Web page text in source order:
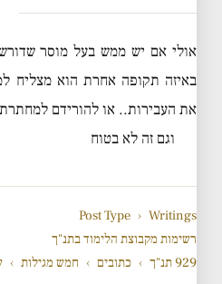
אולי אם יש ממש בעל מוסר שדורש
באיזה תקופה אחרת הוא מצליח
את העבירות.. או להורידם
וגם זה לא בטוח
Post Type › Writings
רשימות מקבוצת הלימוד בתנ"ך
929 תנ"ך
› כתובים › חמש מגילות ›